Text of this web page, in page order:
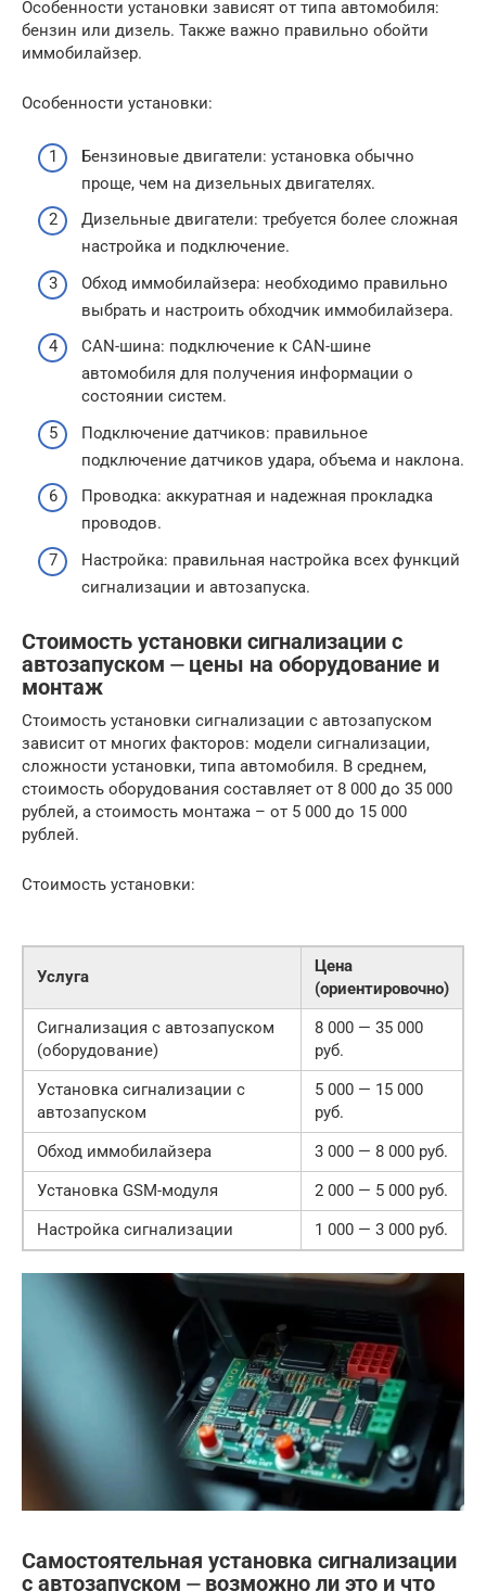
Особенности установки зависят от типа автомобиля:
бензин или дизель. Также важно правильно обойти
иммобилайзер.
Особенности установки:
Бензиновые двигатели: установка обычно
проще, чем на дизельных двигателях.
Дизельные двигатели: требуется более сложная
настройка и подключение.
Обход иммобилайзера: необходимо правильно
выбрать и настроить обходчик иммобилайзера.
CAN-шина: подключение к CAN-шине
автомобиля для получения информации о
состоянии систем.
Подключение датчиков: правильное
подключение датчиков удара, объема и наклона.
Проводка: аккуратная и надежная прокладка
проводов.
Настройка: правильная настройка всех функций
сигнализации и автозапуска.
Стоимость установки сигнализации с
автозапуском ⏤ цены на оборудование и
монтаж
Стоимость установки сигнализации с автозапуском
зависит от многих факторов: модели сигнализации,
сложности установки, типа автомобиля. В среднем,
стоимость оборудования составляет от 8 000 до 35 000
рублей, а стоимость монтажа – от 5 000 до 15 000
рублей.
Стоимость установки:
Услуга
Цена
(ориентировочно)
Сигнализация с автозапуском
(оборудование)
8 000 — 35 000
руб.
Установка сигнализации с
автозапуском
5 000 — 15 000
руб.
Обход иммобилайзера
3 000 — 8 000 руб.
Установка GSM-модуля
2 000 — 5 000 руб.
Настройка сигнализации
1 000 — 3 000 руб.
Самостоятельная установка сигнализации
с автозапуском ⏤ возможно ли это и что